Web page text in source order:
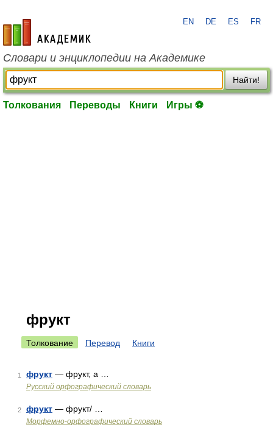
academic.ru
EN DE ES FR
Словари и энциклопедии на Академике
Найти!
Толкования Переводы Книги Игры ⚽
фрукт
Толкование Перевод Книги
1 фрукт — фрукт, а …
Русский орфографический словарь
2 фрукт — фрукт/ …
Морфемно-орфографический словарь